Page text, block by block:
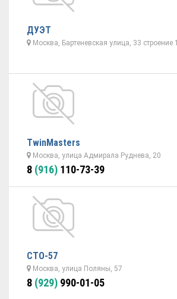
ДУЭТ
Москва, Бартеневская улица, 33 строение 1
TwinMasters
Москва, улица Адмирала Руднева, 20
8 (916) 110-73-39
СТО-57
Москва, улица Поляны, 57
8 (929) 990-01-05